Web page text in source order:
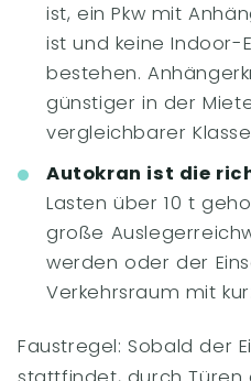
ist, ein Pkw mit
ist und keine Indoor-
bestehen.
günstiger in der
vergleichbarer Klasse
Autokran ist die
Lasten über 10 t
große
werden oder der
Verkehrsraum mit
Faustregel: Sobald der